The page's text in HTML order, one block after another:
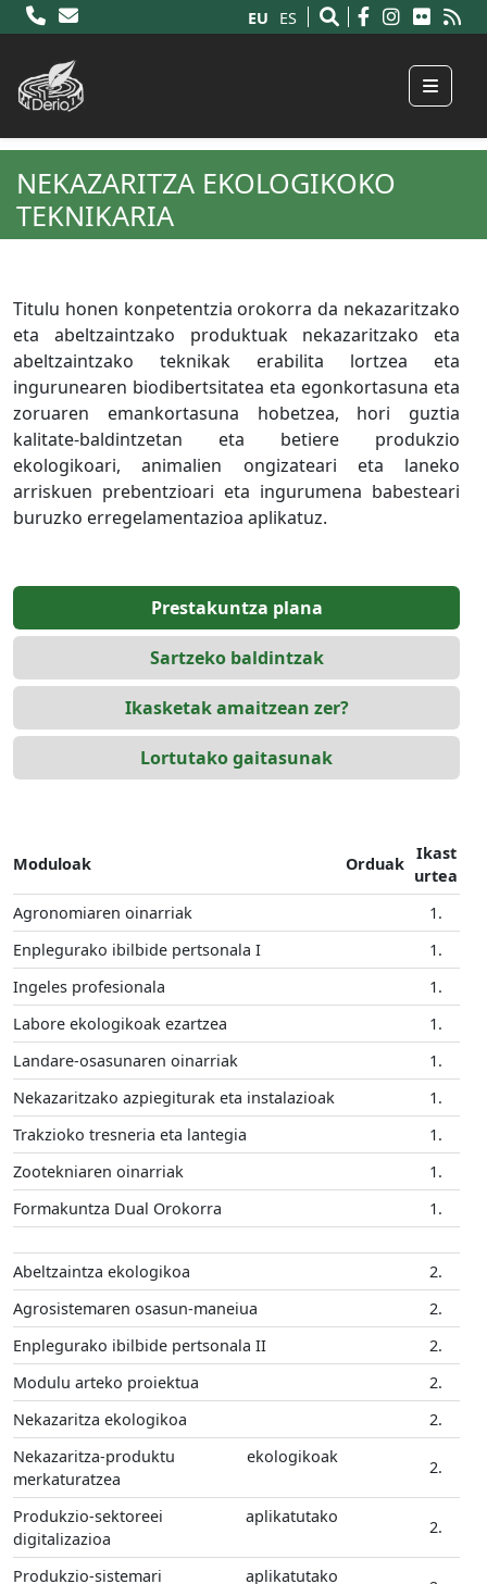
EU ES
Menu
NEKAZARITZA EKOLOGIKOKO
TEKNIKARIA
Titulu honen konpetentzia orokorra da nekazaritzako
eta abeltzaintzako produktuak nekazaritzako eta
abeltzaintzako teknikak erabilita lortzea eta
ingurunearen biodibertsitatea eta egonkortasuna eta
zoruaren emankortasuna hobetzea, hori guztia
kalitate-baldintzetan eta betiere produkzio
ekologikoari, animalien ongizateari eta laneko
arriskuen prebentzioari eta ingurumena babesteari
buruzko erregelamentazioa aplikatuz.
Prestakuntza plana
Sartzeko baldintzak
Ikasketak amaitzean zer?
Lortutako gaitasunak
Moduloak Orduak
Ikast
urtea
Agronomiaren oinarriak
1.
Enplegurako ibilbide pertsonala I
1.
Ingeles profesionala
1.
Labore ekologikoak ezartzea
1.
Landare-osasunaren oinarriak
1.
Nekazaritzako azpiegiturak eta instalazioak
1.
Trakzioko tresneria eta lantegia
1.
Zootekniaren oinarriak
1.
Formakuntza Dual Orokorra
1.
Abeltzaintza ekologikoa
2.
Agrosistemaren osasun-maneiua
2.
Enplegurako ibilbide pertsonala II
2.
Modulu arteko proiektua
2.
Nekazaritza ekologikoa
2.
Nekazaritza-produktu ekologikoak
merkaturatzea
2.
Produkzio-sektoreei aplikatutako
digitalizazioa
2.
Produkzio-sistemari aplikatutako